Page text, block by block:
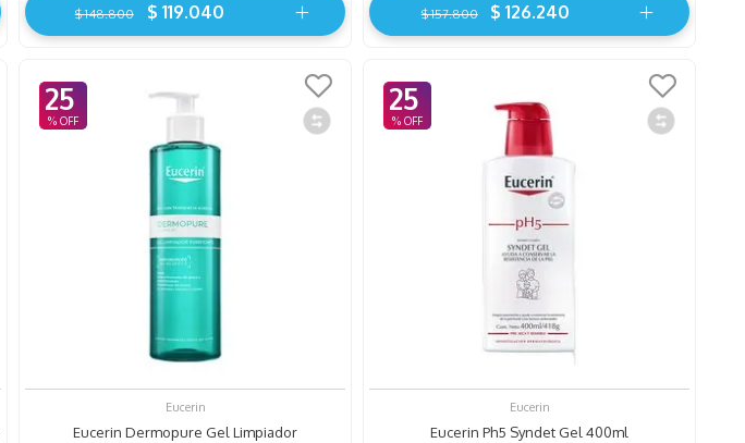
$ 148.800 $ 119.040 $ 157.800 $ 126.240
25
Eucerin
Eucerin Dermopure Gel Limpiador
25
Eucerin
Eucerin Ph5 Syndet Gel 400ml